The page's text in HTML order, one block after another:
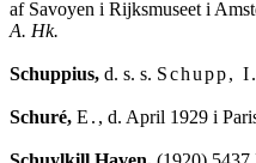
A. Hk.
Schuppius, d. s. s. Schupp,
Schuré, E. , d. April 1929 i